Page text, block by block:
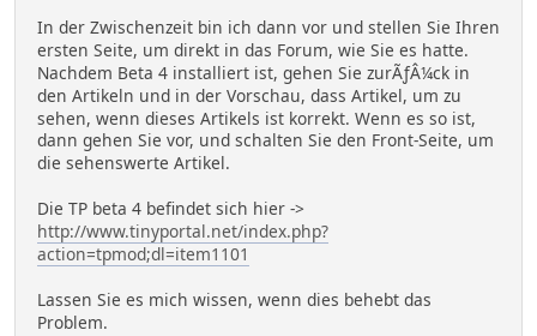
In der Zwischenzeit bin ich dann vor und stellen Sie Ihren
ersten Seite, um direkt in das Forum, wie Sie es hatte.
Nachdem Beta 4 installiert ist, gehen Sie zurÃƒÂ¼ck in
den Artikeln und in der Vorschau, dass Artikel, um zu
sehen, wenn dieses Artikels ist korrekt. Wenn es so ist,
dann gehen Sie vor, und schalten Sie den Front-Seite, um
die sehenswerte Artikel.
Die TP beta 4 befindet sich hier ->
http://www.tinyportal.net/index.php?
action=tpmod;dl=item1101
Lassen Sie es mich wissen, wenn dies behebt das
Problem.